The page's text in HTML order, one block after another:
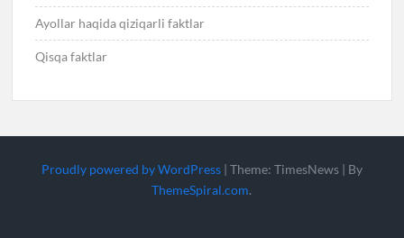
Ayollar haqida qiziqarli faktlar
Qisqa faktlar
Proudly powered by WordPress | Theme: TimesNews | By
ThemeSpiral.com.